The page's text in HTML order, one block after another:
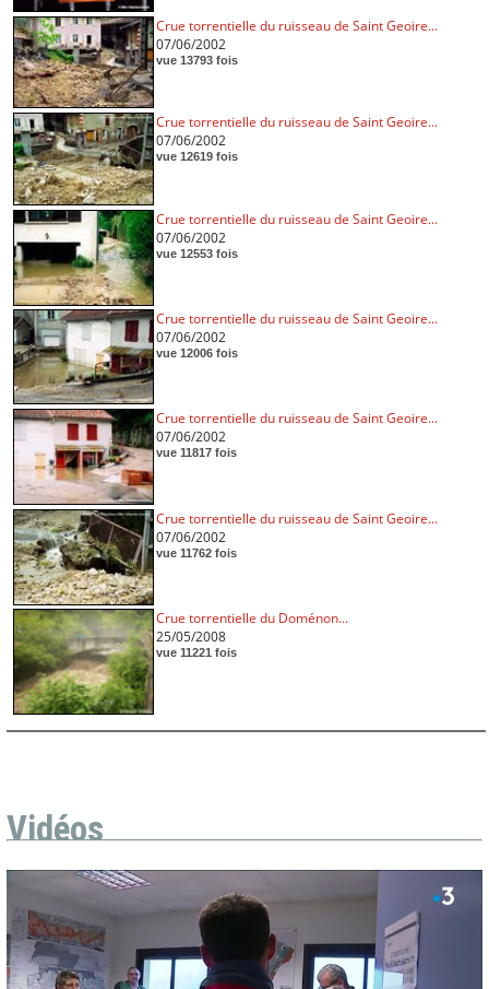
Crue torrentielle du ruisseau de Saint Geoire...
07/06/2002
vue 13793 fois
Crue torrentielle du ruisseau de Saint Geoire...
07/06/2002
vue 12619 fois
Crue torrentielle du ruisseau de Saint Geoire...
07/06/2002
vue 12553 fois
Crue torrentielle du ruisseau de Saint Geoire...
07/06/2002
vue 12006 fois
Crue torrentielle du ruisseau de Saint Geoire...
07/06/2002
vue 11817 fois
Crue torrentielle du ruisseau de Saint Geoire...
07/06/2002
vue 11762 fois
Crue torrentielle du Doménon...
25/05/2008
vue 11221 fois
Vidéos